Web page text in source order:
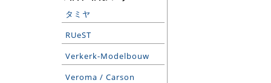
タミヤ
RUeST
Verkerk-Modelbouw
Veroma / Carson